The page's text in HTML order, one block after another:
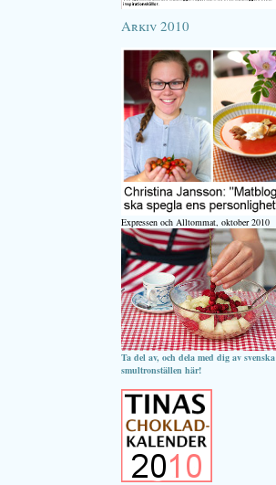
Arkiv 2010
Expressen och Alltommat, oktober 2010
Ta del av, och dela med dig av svenska
smultronställen här!